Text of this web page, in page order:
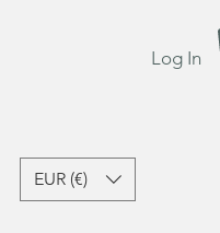
Log In
EUR (€)